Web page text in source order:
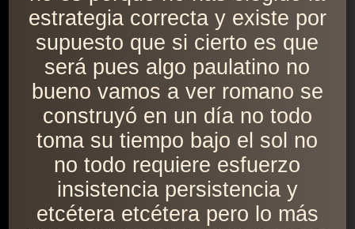
estrategia correcta y existe por
supuesto que si cierto es que
será pues algo paulatino no
bueno vamos a ver romano se
construyó en un día no todo
toma su tiempo bajo el sol no
no todo requiere esfuerzo
insistencia persistencia y
etcétera etcétera pero lo más